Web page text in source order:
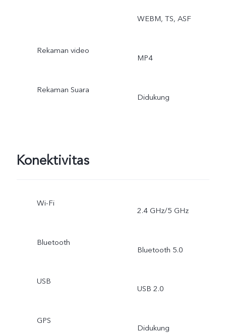
WEBM, TS, ASF
Rekaman video
MP4
Rekaman Suara
Didukung
Konektivitas
Wi-Fi
2.4 GHz/5 GHz
Bluetooth
Bluetooth 5.0
USB
USB 2.0
GPS
Didukung